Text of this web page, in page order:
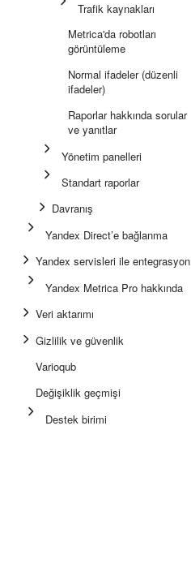
Trafik kaynakları
Metrica'da robotları
görüntüleme
Normal ifadeler (düzenli
ifadeler)
Raporlar hakkında sorular
ve yanıtlar
Yönetim panelleri
Standart raporlar
Davranış
Yandex Direct’e bağlanma
Yandex servisleri ile entegrasyon
Yandex Metrica Pro hakkında
Veri aktarımı
Gizlilik ve güvenlik
Varioqub
Değişiklik geçmişi
Destek birimi